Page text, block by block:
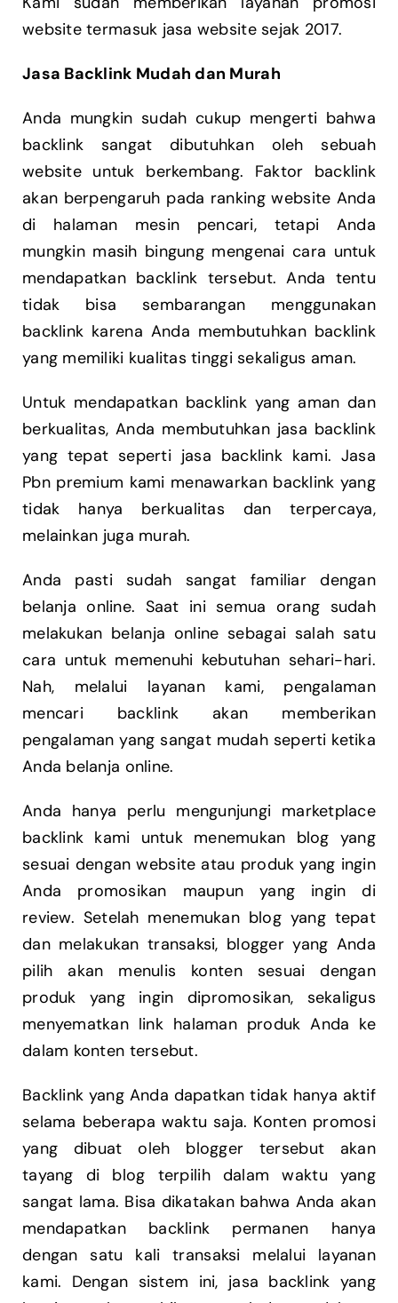
website termasuk jasa website sejak 2017.
Jasa Backlink Mudah dan Murah
Anda mungkin sudah cukup mengerti bahwa
backlink sangat dibutuhkan oleh sebuah
website untuk berkembang. Faktor backlink
akan berpengaruh pada ranking website Anda
di halaman mesin pencari, tetapi Anda
mungkin masih bingung mengenai cara untuk
mendapatkan backlink tersebut. Anda tentu
tidak bisa sembarangan menggunakan
backlink karena Anda membutuhkan backlink
yang memiliki kualitas tinggi sekaligus aman.
Untuk mendapatkan backlink yang aman dan
berkualitas, Anda membutuhkan jasa backlink
yang tepat seperti jasa backlink kami. Jasa
Pbn premium kami menawarkan backlink yang
tidak hanya berkualitas dan terpercaya,
melainkan juga murah.
Anda pasti sudah sangat familiar dengan
belanja online. Saat ini semua orang sudah
melakukan belanja online sebagai salah satu
cara untuk memenuhi kebutuhan sehari-hari.
Nah, melalui layanan kami, pengalaman
mencari backlink akan memberikan
pengalaman yang sangat mudah seperti ketika
Anda belanja online.
Anda hanya perlu mengunjungi marketplace
backlink kami untuk menemukan blog yang
sesuai dengan website atau produk yang ingin
Anda promosikan maupun yang ingin di
review. Setelah menemukan blog yang tepat
dan melakukan transaksi, blogger yang Anda
pilih akan menulis konten sesuai dengan
produk yang ingin dipromosikan, sekaligus
menyematkan link halaman produk Anda ke
dalam konten tersebut.
Backlink yang Anda dapatkan tidak hanya aktif
selama beberapa waktu saja. Konten promosi
yang dibuat oleh blogger tersebut akan
tayang di blog terpilih dalam waktu yang
sangat lama. Bisa dikatakan bahwa Anda akan
mendapatkan backlink permanen hanya
dengan satu kali transaksi melalui layanan
kami. Dengan sistem ini, jasa backlink yang